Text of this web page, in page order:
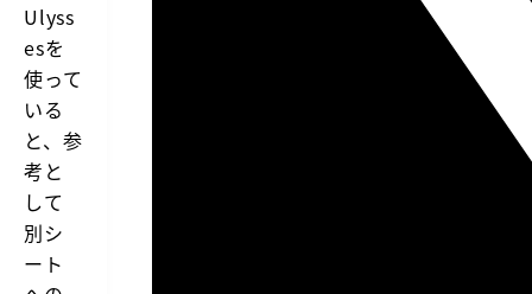
Ulyss
esを
使って
いる
と、参
考と
して
別シ
ート